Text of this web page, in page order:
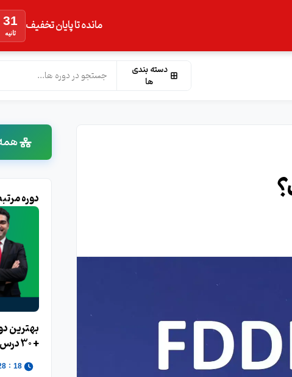
مانده تا پایان تخفیف 30
ثانیه
دسته بندی
ها
دوره
بهترین
+ 30 درس رایگان
18
: